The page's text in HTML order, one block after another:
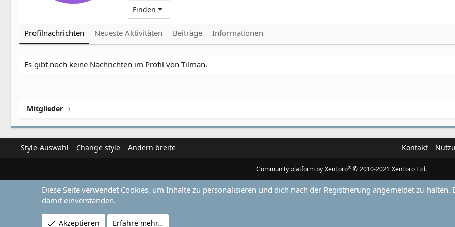
Finden
Profilnachrichten Neueste Aktivitäten Beiträge Informationen
Es gibt noch keine Nachrichten im Profil von Tilman.
Mitglieder
Style-Auswahl Change style Ändern breite Kontakt
Community platform by XenForo® © 2010-2021 XenForo Ltd.
Diese Seite verwendet Cookies, um Inhalte zu personalisieren und dich nach der Registrierung angemeldet zu
damit einverstanden.
Akzeptieren Erfahre mehr…